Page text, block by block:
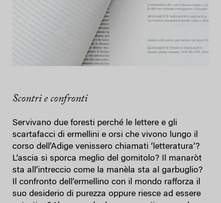
Scontri e confronti
Servivano due foresti perché le lettere e gli
scartafacci di ermellini e orsi che vivono lungo il
corso dell’Adige venissero chiamati ‘letteratura’?
L’ascia si sporca meglio del gomitolo? Il manaròt
sta all’intreccio come la manèla sta al garbuglio?
Il confronto dell’ermellino con il mondo rafforza il
suo desiderio di purezza oppure riesce ad essere